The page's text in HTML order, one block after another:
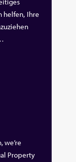
helfen, Ihre
we’re
Property